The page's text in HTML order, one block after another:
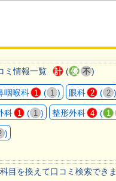
ミ情報一覧 計 (優 不)
咽喉科 1 ( 1 ) 眼科 2 ( 2 )
科 1 ( 1 ) 整形外科 4 ( 1
)
目を換えて口コミ検索でき